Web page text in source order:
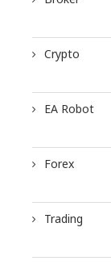
Crypto
EA Robot
Forex
Trading